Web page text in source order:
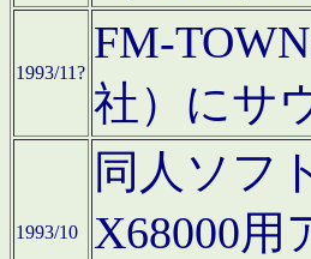
1993/11?
FM-
社）にサ
1993/10
同人ソフ
X68000